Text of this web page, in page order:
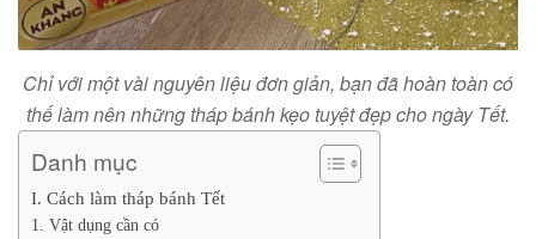
Chỉ với một vài nguyên liệu đơn giản, bạn đã hoàn toàn có
thế làm nên những tháp bánh kẹo tuyệt đẹp cho ngày Tết.
Danh mục
I. Cách làm tháp bánh Tết
1. Vật dụng cần có